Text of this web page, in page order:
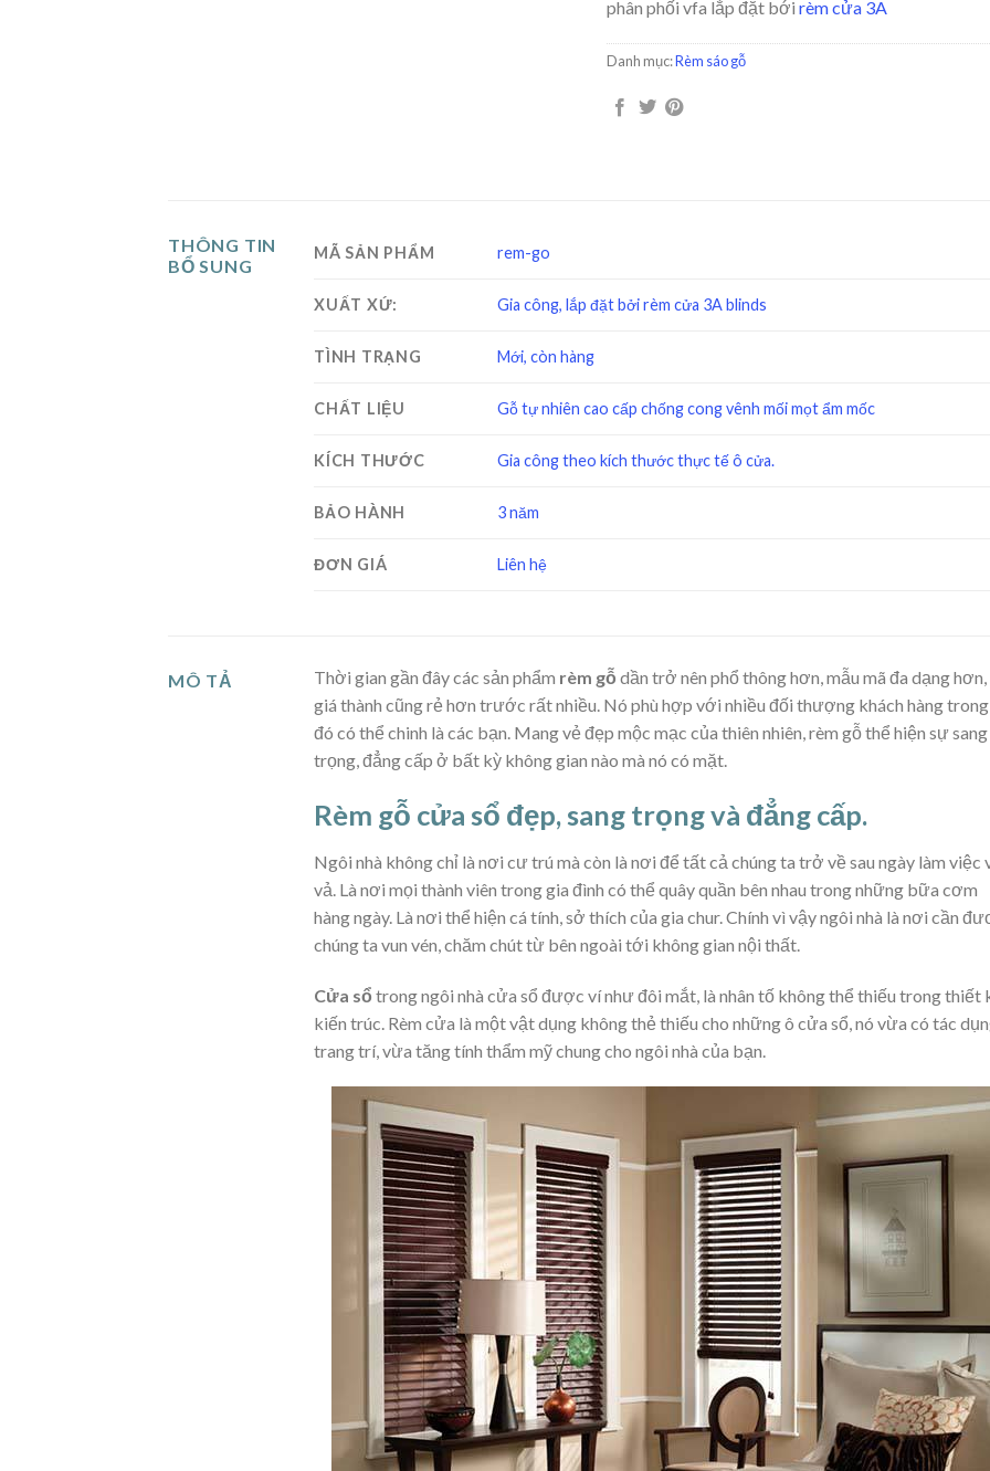
phân phối vfa lắp đặt bới rèm cửa 3A
Danh mục:Rèm sáo gỗ
THÔNG TIN
BỔ SUNG
MÃ SẢN PHẨM rem-go
XUẤT XỨ: Gia công, lắp đặt bởi rèm cửa 3A blinds
TÌNH TRẠNG Mới, còn hàng
CHẤT LIỆU Gỗ tự nhiên cao cấp chống cong vênh mối mọt ẩm mốc
KÍCH THƯỚC Gia công theo kích thước thực tế ô cửa.
BẢO HÀNH 3 năm
ĐƠN GIÁ Liên hệ
MÔ TẢ Thời gian gần đây các sản phẩm rèm gỗ dần trở nên phổ thông hơn, mẫu mã đa dạng hơn,
giá thành cũng rẻ hơn trước rất nhiều. Nó phù hợp với nhiều đối thượng khách hàng trong
đó có thể chinh là các bạn. Mang vẻ đẹp mộc mạc của thiên nhiên, rèm gỗ thể hiện sự sang
trọng, đẳng cấp ở bất kỳ không gian nào mà nó có mặt.
Rèm gỗ cửa sổ đẹp, sang trọng và đẳng cấp.
Ngôi nhà không chỉ là nơi cư trú mà còn là nơi để tất cả chúng ta trở về sau ngày làm việc
vả. Là nơi mọi thành viên trong gia đình có thể quây quần bên nhau trong những bữa cơm
hàng ngày. Là nơi thể hiện cá tính, sở thích của gia chur. Chính vì vậy ngôi nhà là nơi cần
chúng ta vun vén, chăm chút từ bên ngoài tới không gian nội thất.
Cửa sổ trong ngôi nhà cửa sổ được ví như đôi mắt, là nhân tố không thể thiếu trong thiết
kiến trúc. Rèm cửa là một vật dụng không thẻ thiếu cho những ô cửa sổ, nó vừa có tác
trang trí, vừa tăng tính thẩm mỹ chung cho ngôi nhà của bạn.